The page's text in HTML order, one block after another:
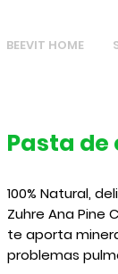
BEEVIT HOME
Pasta de
100% Natural,
Zuhre Ana
te aporta
problemas